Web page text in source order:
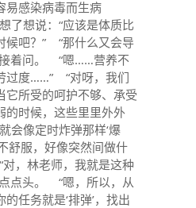
易感染病毒而生病
了想说：“应该是体质比
候吧？” “那什么又会导
接着问。 “嗯……营养不
过度……” “对呀，我们
它所受的呵护不够、承受
的时候，这些里里外外
会像定时炸弹那样‘爆
舒服，好像突然间做什
，林老师，我就是这种
点头。 “嗯，所以，从
任务就是‘排弹’，找出